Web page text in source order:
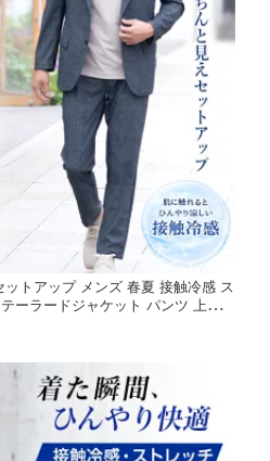
ットアップ メンズ 春夏 接触冷感 ス
ーラードジャケット パンツ 上下セ
ジュアル バーズアイ調 グレンチェ
ーポン値引き 対象商品】